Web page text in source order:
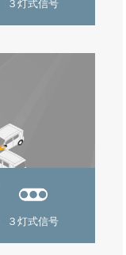
３灯式信号
３灯式信号